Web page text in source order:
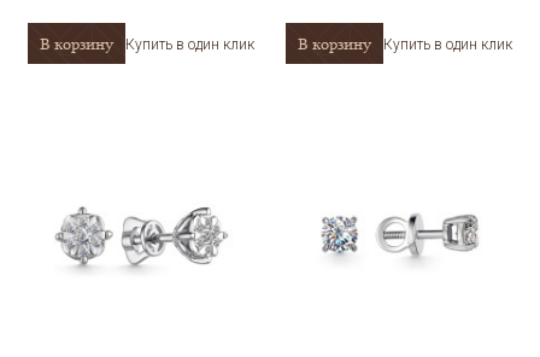
В корзину Купить в один клик В корзину Купить в один клик